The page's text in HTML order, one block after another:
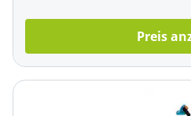
Preis